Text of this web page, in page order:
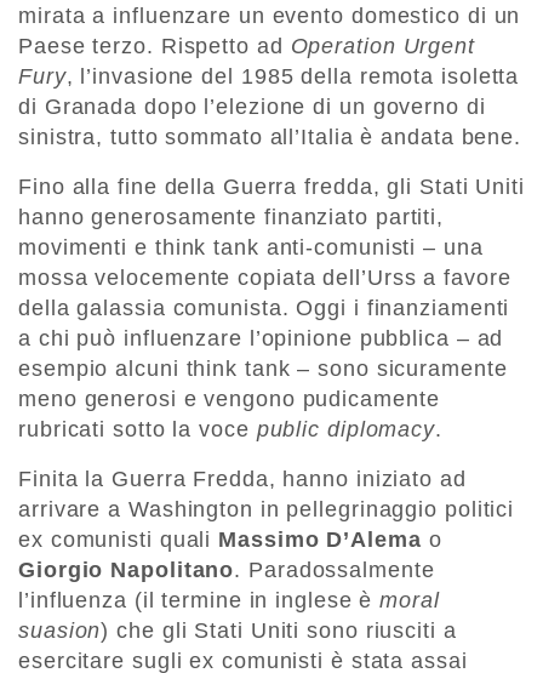
mirata a influenzare un evento domestico di un
Paese terzo. Rispetto ad Operation Urgent
Fury, l’invasione del 1985 della remota isoletta
di Granada dopo l’elezione di un governo di
sinistra, tutto sommato all’Italia è andata bene.
Fino alla fine della Guerra fredda, gli Stati Uniti
hanno generosamente finanziato partiti,
movimenti e think tank anti-comunisti – una
mossa velocemente copiata dell’Urss a favore
della galassia comunista. Oggi i finanziamenti
a chi può influenzare l’opinione pubblica – ad
esempio alcuni think tank – sono sicuramente
meno generosi e vengono pudicamente
rubricati sotto la voce public diplomacy.
Finita la Guerra Fredda, hanno iniziato ad
arrivare a Washington in pellegrinaggio politici
ex comunisti quali Massimo D’Alema o
Giorgio Napolitano. Paradossalmente
l’influenza (il termine in inglese èmoral
suasion) che gli Stati Uniti sono riusciti a
esercitare sugli ex comunisti è stata assai